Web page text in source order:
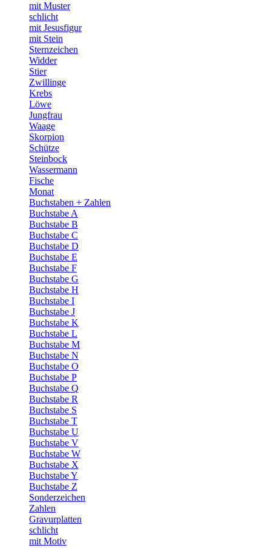
mit Muster
schlicht
mit Jesusfigur
mit Stein
Sternzeichen
Widder
Stier
Zwillinge
Krebs
Löwe
Jungfrau
Waage
Skorpion
Schütze
Steinbock
Wassermann
Fische
Monat
Buchstaben + Zahlen
Buchstabe A
Buchstabe B
Buchstabe C
Buchstabe D
Buchstabe E
Buchstabe F
Buchstabe G
Buchstabe H
Buchstabe I
Buchstabe J
Buchstabe K
Buchstabe L
Buchstabe M
Buchstabe N
Buchstabe O
Buchstabe P
Buchstabe Q
Buchstabe R
Buchstabe S
Buchstabe T
Buchstabe U
Buchstabe V
Buchstabe W
Buchstabe X
Buchstabe Y
Buchstabe Z
Sonderzeichen
Zahlen
Gravurplatten
schlicht
mit Motiv